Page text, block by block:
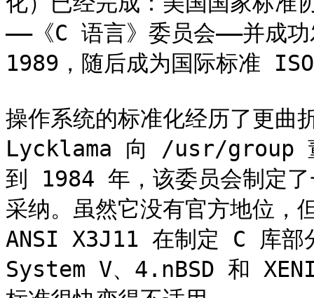
——《C 语言》委员会——并成
1989，随后成为国际标准
操作系统的标准化经历了更
Lycklama 向 /usr/group 董
到 1984 年，该委员会制定
采纳。虽然它没有官方地位
ANSI X3J11 在制定 C 库部
System V、4.nBSD 和